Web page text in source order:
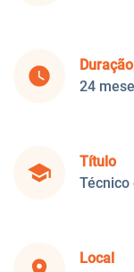
watch_later
Duração
24
school
Título
Técnico
Local